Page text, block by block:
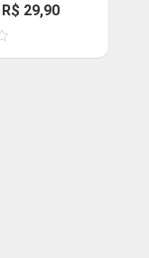
O
preço
original
R$ 29,90O
atual